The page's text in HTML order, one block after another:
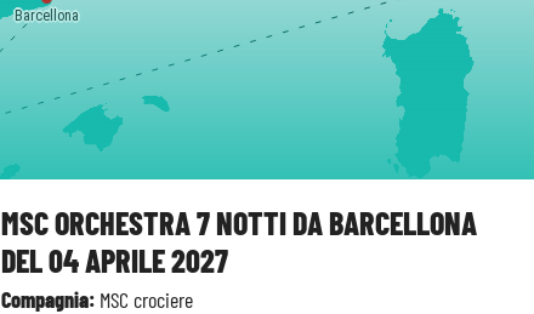
MSC ORCHESTRA 7 NOTTI DA BARCELLONA
DEL 04 APRILE 2027
Compagnia: MSC crociere
Barcellona